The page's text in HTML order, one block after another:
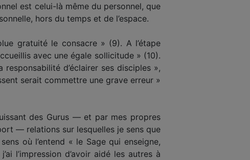
est celui-là même du personnel, que
hors du temps et de l’espace.
gratuité le consacre » (9). A l’étape
avec une égale sollicitude » (10).
d’éclairer ses disciples »,
serait commettre une grave erreur »
des Gurus — et par mes propres
— relations sur lesquelles je sens que
où l’entend « le Sage qui enseigne,
l’impression d’avoir aidé les autres à